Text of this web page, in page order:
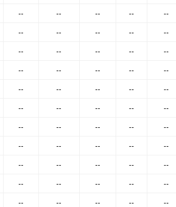
-- -- -- -- --
-- -- -- -- --
-- -- -- -- --
-- -- -- -- --
-- -- -- -- --
-- -- -- -- --
-- -- -- -- --
-- -- -- -- --
-- -- -- -- --
-- -- -- -- --
-- -- -- -- --